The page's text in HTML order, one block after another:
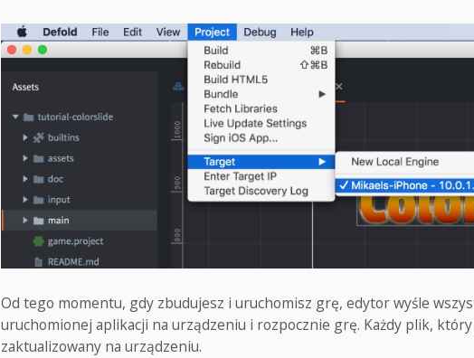
Od tego momentu, gdy zbudujesz i uruchomisz grę, edytor wyśle
uruchomionej aplikacji na urządzeniu i rozpocznie grę. Każdy plik,
zaktualizowany na urządzeniu.